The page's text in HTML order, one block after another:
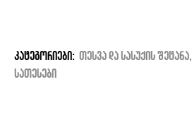
კატეგორიები: თესვა და სასუქის შეტანა,
სათესები